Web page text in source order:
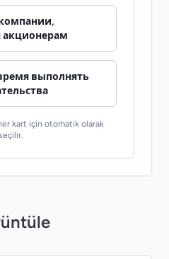
акционерам
выполнять
kart için otomatik olarak